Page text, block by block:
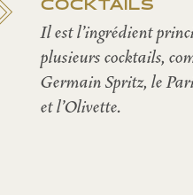
COCKTAILS
Il est l’ingrédient
plusieurs cocktails,
Germain Spritz, le
et l’Olivette.